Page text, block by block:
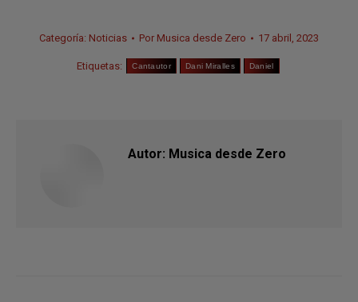
Categoría: Noticias Por Musica desde Zero 17 abril, 2023
Etiquetas: Cantautor Dani Miralles Daniel
Autor: Musica desde Zero